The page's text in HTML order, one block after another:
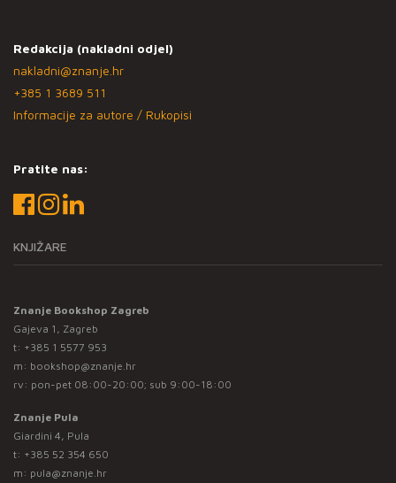
Redakcija (nakladni odjel)
nakladni@znanje.hr
+385 1 3689 511
Informacije za autore / Rukopisi
Pratite nas:
KNJIŽARE
Znanje Bookshop Zagreb
Gajeva 1, Zagreb
t: +385 1 5577 953
m: bookshop@znanje.hr
rv: pon-pet 08:00-20:00; sub 9:00-18:00
Znanje Pula
Giardini 4, Pula
t: +385 52 354 650
m: pula@znanje.hr